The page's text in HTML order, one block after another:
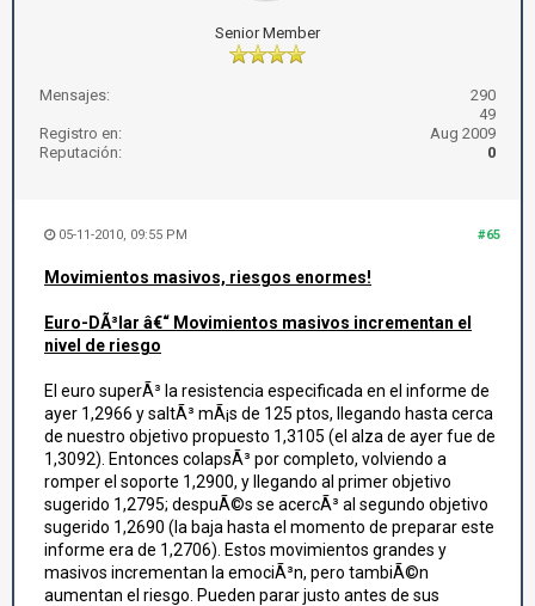
Senior Member
Mensajes:
290
49
Registro en:
Aug 2009
Reputación:
0
#65
05-11-2010, 09:55 PM
Movimientos masivos, riesgos enormes!
Euro-DÃ³lar â€“ Movimientos masivos incrementan el
nivel de riesgo
El euro superÃ³ la resistencia especificada en el informe de
ayer 1,2966 y saltÃ³ mÃ¡s de 125 ptos, llegando hasta cerca
de nuestro objetivo propuesto 1,3105 (el alza de ayer fue de
1,3092). Entonces colapsÃ³ por completo, volviendo a
romper el soporte 1,2900, y llegando al primer objetivo
sugerido 1,2795; despuÃ©s se acercÃ³ al segundo objetivo
sugerido 1,2690 (la baja hasta el momento de preparar este
informe era de 1,2706). Estos movimientos grandes y
masivos incrementan la emociÃ³n, pero tambiÃ©n
aumentan el riesgo. Pueden parar justo antes de sus